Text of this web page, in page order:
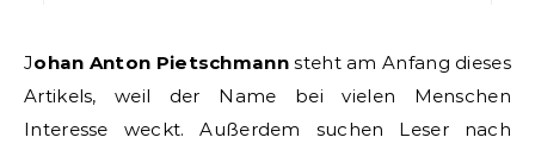
Johan Anton Pietschmannsteht am Anfang dieses
Artikels, weil der Name bei vielen Menschen
Interesse weckt. Außerdem suchen Leser nach